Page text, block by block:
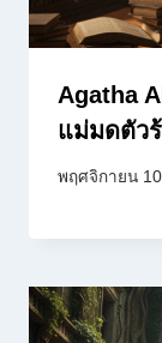
Agatha
แม่มดตัว
พฤศจิกายน